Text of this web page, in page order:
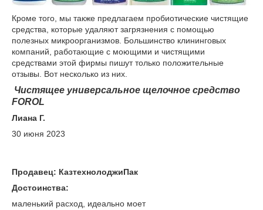
Кроме того, мы также предлагаем пробиотические чистящие
средства, которые удаляют загрязнения с помощью
полезных микроорганизмов. Большинство клининговых
компаний, работающие с моющими и чистящими
средствами этой фирмы пишут только положительные
отзывы. Вот несколько из них.
Чистящее универсальное щелочное средство
FOROL
Лиана Г.
30 июня 2023
Продавец: КазтехнолоджиПак
Достоинства:
маленький расход, идеально моет